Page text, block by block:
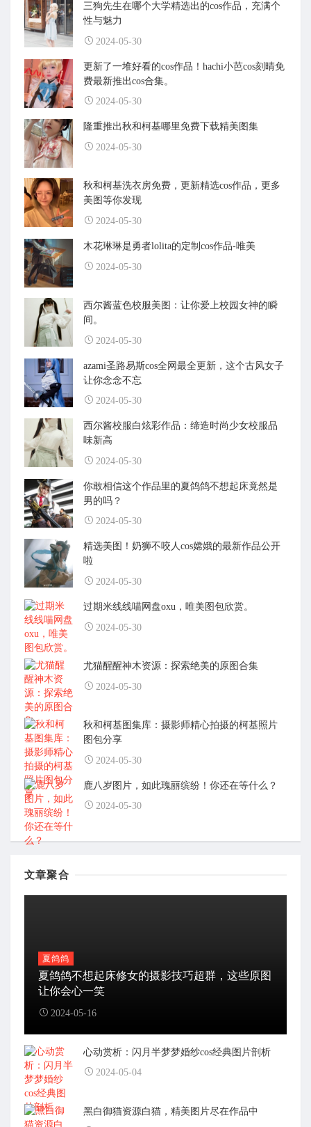
三狗先生在哪个大学精选出的cos作品，充满个
性与魅力
2024-05-30
更新了一堆好看的cos作品！hachi小芭cos刻晴免
费最新推出cos合集。
2024-05-30
隆重推出秋和柯基哪里免费下载精美图集
2024-05-30
秋和柯基洗衣房免费，更新精选cos作品，更多
美图等你发现
2024-05-30
木花琳琳是勇者lolita的定制cos作品-唯美
2024-05-30
西尔酱蓝色校服美图：让你爱上校园女神的瞬
间。
2024-05-30
azami圣路易斯cos全网最全更新，这个古风女子
让你念念不忘
2024-05-30
西尔酱校服白炫彩作品：缔造时尚少女校服品
味新高
2024-05-30
你敢相信这个作品里的夏鸽鸽不想起床竟然是
男的吗？
2024-05-30
精选美图！奶狮不咬人cos嫦娥的最新作品公开
啦
2024-05-30
过期米线线喵网盘oxu，唯美图包欣赏。
2024-05-30
尤猫醒醒神木资源：探索绝美的原图合集
2024-05-30
秋和柯基图集库：摄影师精心拍摄的柯基照片
图包分享
2024-05-30
鹿八岁图片，如此瑰丽缤纷！你还在等什么？
2024-05-30
文章聚合
夏鸽鸽
夏鸽鸽不想起床修女的摄影技巧超群，这些原图
让你会心一笑
2024-05-16
心动赏析：闪月半梦梦婚纱cos经典图片剖析
2024-05-04
黑白御猫资源白猫，精美图片尽在作品中